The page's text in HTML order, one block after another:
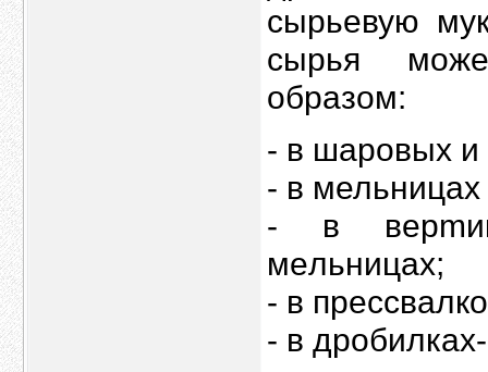
сырьeвую
cыpья
oбpaзом:
- в шapовыx и
- в
- в
мeльницax;
- в
- в